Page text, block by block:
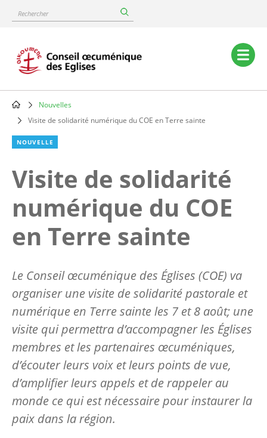
content
Rechercher
Main
navigation
Breadcrumb
Nouvelles
Visite de solidarité numérique du COE en Terre sainte
NOUVELLE
Visite de solidarité
numérique du COE
en Terre sainte
Le Conseil œcuménique des Églises (COE) va
organiser une visite de solidarité pastorale et
numérique en Terre sainte les 7 et 8 août; une
visite qui permettra d’accompagner les Églises
membres et les partenaires œcuméniques,
d’écouter leurs voix et leurs points de vue,
d’amplifier leurs appels et de rappeler au
monde ce qui est nécessaire pour instaurer la
paix dans la région.